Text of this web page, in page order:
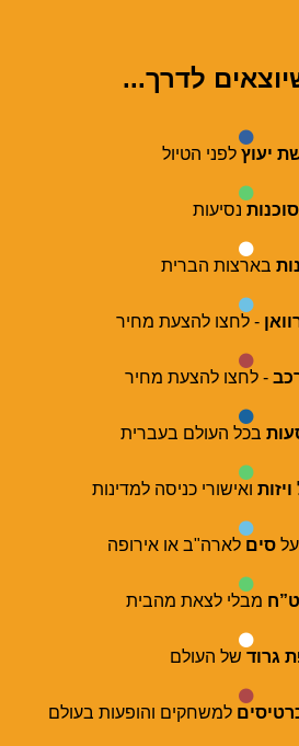
לדרך...
יעוץ לפני הטיול
סוכנות נסיעות
בארצות הברית
- לחצו להצעת מחיר
- לחצו להצעת מחיר
בכל העולם בעברית
ויזות ואישורי כניסה למדינות
סים לארה"ב או אירופה
מבלי לצאת מהבית
גרוד של העולם
למשחקים והופעות בעולם